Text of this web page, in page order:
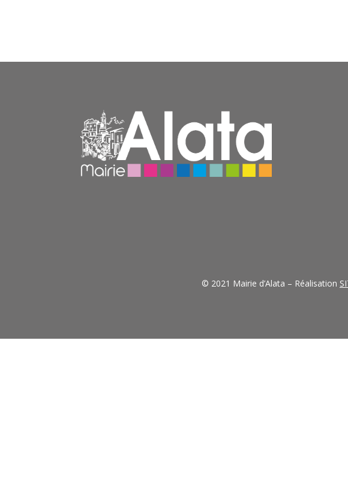
© 2021 Mairie d’Alata – Réalisation